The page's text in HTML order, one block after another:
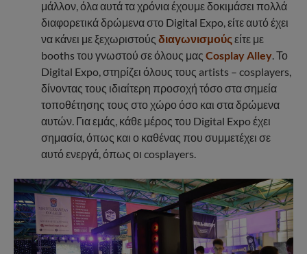
μάλλον, όλα αυτά τα χρόνια έχουμε δοκιμάσει πολλά
διαφορετικά δρώμενα στο Digital Expo, είτε αυτό έχει
να κάνει με ξεχωριστούς διαγωνισμούς είτε με
booths του γνωστού σε όλους μας Cosplay Alley . Το
Digital Expo, στηρίζει όλους τους artists – cosplayers,
δίνοντας τους ιδιαίτερη προσοχή τόσο στα σημεία
τοποθέτησης τους στο χώρο όσο και στα δρώμενα
αυτών. Για εμάς, κάθε μέρος του Digital Expo έχει
σημασία, όπως και ο καθένας που συμμετέχει σε
αυτό ενεργά, όπως οι cosplayers.